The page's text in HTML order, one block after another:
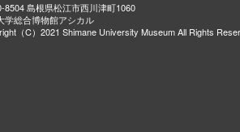
8504 島根県松江市西川津町1060
学総合博物館アシカル
（C）2021 Shimane University Museum All Rights